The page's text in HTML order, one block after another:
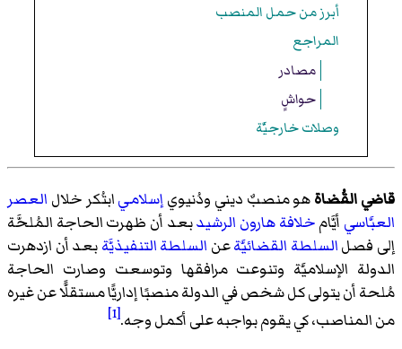
أبرز من حمل المنصب
المراجع
مصادر
حواشٍ
وصلات خارجيَّة
قاضي القُضاةهو منصبٌ ديني ودُنيويإسلاميابتُكر خلال العصر
العبَّاسي أيَّامخلافةهارون الرشيدبعد أن ظهرت الحاجة المُلحَّة
إلى فصلالسلطة القضائيَّةعن السلطة التنفيذيَّةبعد أن ازدهرت
الدولة الإسلاميَّة وتنوعت مرافقها وتوسعت وصارت الحاجة
مُلحة أن يتولى كل شخص في الدولة منصبًا إداريًّا مستقلًّا عن غيره
من المناصب، كي يقوم بواجبه على أكمل وجه.[1]